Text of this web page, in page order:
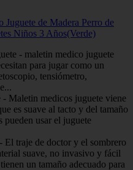
de Madera Perro de
Niños 3 Años(Verde)
- maletin medico juguete
para jugar como un
tensiómetro,
- Maletin medicos juguete viene
es suave al tacto y del tamaño
pueden usar el juguete
traje de doctor y el sombrero
suave, no invasivo y fácil
un tamaño adecuado para